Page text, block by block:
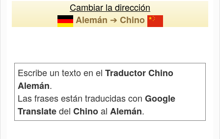
Cambiar la dirección
Alemán ➔ Chino
Escribe un texto en el Traductor Chino
Alemán.
Las frases están traducidas con Google
Translatedel Chinoal Alemán.